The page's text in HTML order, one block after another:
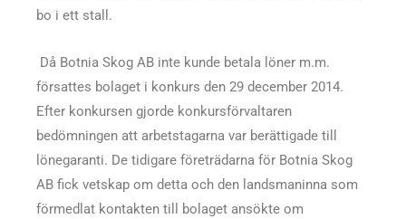
bo i ett stall.
Då Botnia Skog AB inte kunde betala löner m.m.
försattes bolaget i konkurs den 29 december 2014.
Efter konkursen gjorde konkursförvaltaren
bedömningen att arbetstagarna var berättigade till
lönegaranti. De tidigare företrädarna för Botnia Skog
AB fick vetskap om detta och den landsmaninna som
förmedlat kontakten till bolaget ansökte om